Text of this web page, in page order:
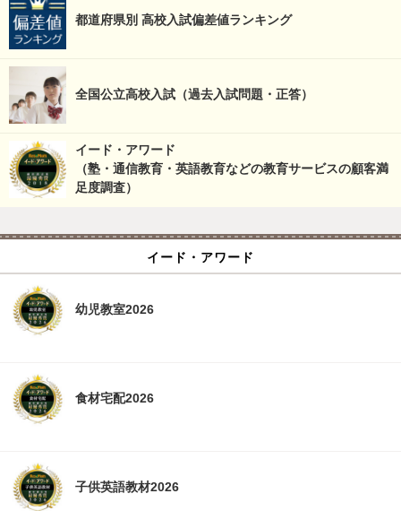
都道府県別 高校入試偏差値ランキング
全国公立高校入試（過去入試問題・正答）
イード・アワード
（塾・通信教育・英語教育などの教育サービスの顧客満
足度調査）
イード・アワード
幼児教室2026
食材宅配2026
子供英語教材2026